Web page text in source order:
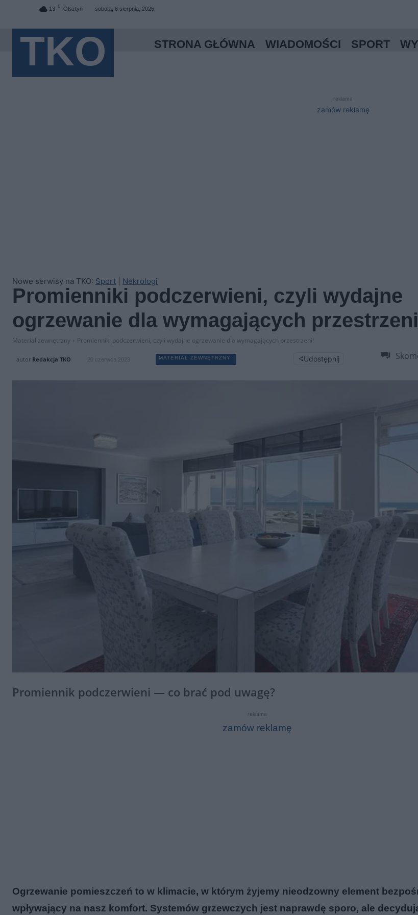
13 C Olsztyn sobota, 8 sierpnia, 2026
TKO STRONA GŁÓWNA WIADOMOŚCI SPORT
reklama
zamów reklamę
Nowe serwisy na TKO: Sport Nekrologi
Promienniki podczerwieni, czyli wydajne
ogrzewanie dla wymagających
Materiał zewnętrzny Promienniki podczerwieni, czyli wydajne ogrzewanie dla wymagających przestrzeni!
autor Redakcja TKO 20 czerwca 2023 MATERIAŁ ZEWNĘTRZNY Udostępnij
Promiennik podczerwieni — co brać pod uwagę?
reklama
zamów reklamę
Ogrzewanie pomieszczeń to w klimacie, w którym żyjemy nieodzowny element
wpływający na nasz komfort. Systemów grzewczych jest naprawdę sporo, ale